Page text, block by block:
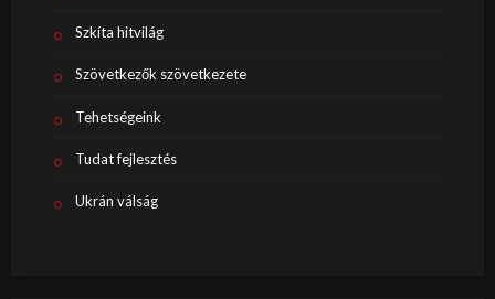
Szkíta hitvilág
Szövetkezők szövetkezete
Tehetségeink
Tudat fejlesztés
Ukrán válság